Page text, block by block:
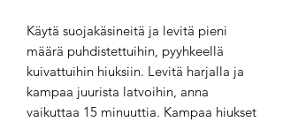
Käytä suojakäsineitä ja levitä pieni
määrä puhdistettuihin, pyyhkeellä
kuivattuihin hiuksiin. Levitä harjalla ja
kampaa juurista latvoihin, anna
vaikuttaa 15 minuuttia. Kampaa hiukset